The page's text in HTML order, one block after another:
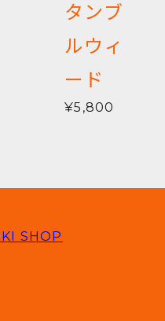
タンブ
ルウィ
ード
¥5,800
SHOP